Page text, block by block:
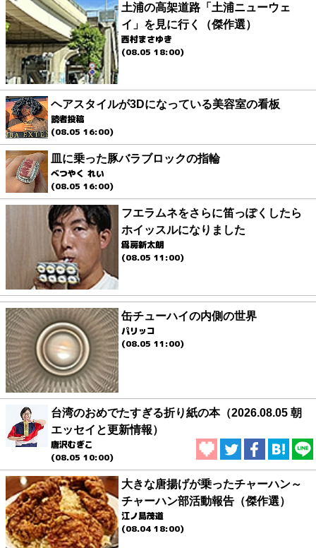
土浦の高架道路「土浦ニューウェ
イ」を見に行く（傑作選）
西村まさゆき
(08.05 18:00)
ヘアスタイルが3Dになっている美容室の看板
読者投稿
(08.05 16:00)
皿に乗った豚バラブロックの指輪
べつやく れい
(08.05 16:00)
フエラムネをさらに笛っぽくしたら
ホイッスルになりました
爲房新太朗
(08.05 11:00)
缶チューハイの内側の世界
パリッコ
(08.05 11:00)
台湾のおめでたすぎる折り紙の本（2026.08.05 朝
エッセイと更新情報）
唐沢むぎこ
(08.05 10:00)
大きな唐揚げが乗ったチャーハン～
チャーハン部活動報告（傑作選）
江ノ島茂道
(08.04 18:00)